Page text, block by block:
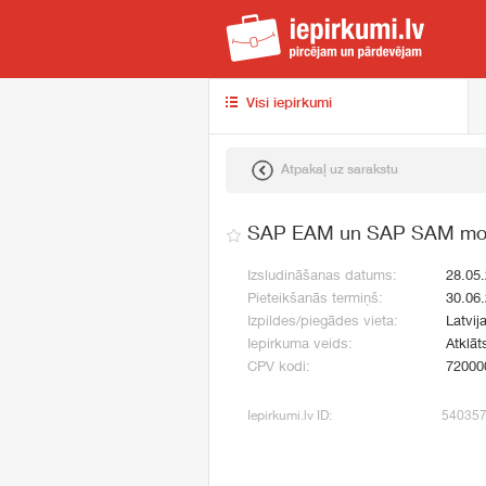
Visi iepirkumi
Atpakaļ uz sarakstu
SAP EAM un SAP SAM
Izsludināšanas datums:
Pieteikšanās termiņš:
Izpildes/piegādes vieta:
Iepirkuma veids:
CPV kodi:
Iepirkumi.lv ID: